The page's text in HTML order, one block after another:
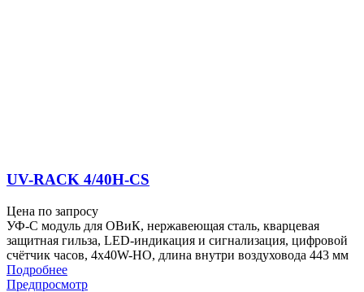
UV-RACK 4/40H-CS
Цена по запросу
УФ-С модуль для ОВиК, нержавеющая сталь, кварцевая
защитная гильза, LED-индикация и сигнализация, цифровой
счётчик часов, 4x40W-HO, длина внутри воздуховода 443 мм
Подробнее
Предпросмотр